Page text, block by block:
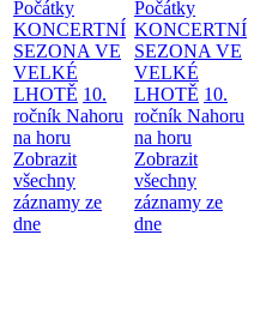
Počátky
KONCERTNÍ
SEZONA VE
VELKÉ
LHOTĚ 10.
ročník Nahoru
na horu
Zobrazit
všechny
záznamy ze
dne
Počátky
KONCERTNÍ
SEZONA VE
VELKÉ
LHOTĚ 10.
ročník Nahoru
na horu
Zobrazit
všechny
záznamy ze
dne